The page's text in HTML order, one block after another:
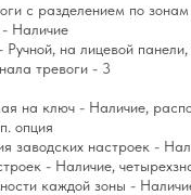
с разделением по
- Наличие
Ручной, на лицевой
тревоги - 3
на ключ - Наличие,
опция
заводских настроек -
- Наличие,
каждой зоны -